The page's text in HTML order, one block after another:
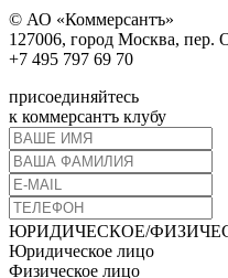
© АО «Коммерсантъ»
127006, город Москва, пер.
+7 495 797 69 70
присоединяйтесь
к коммерсантъ клубу
ЮРИДИЧЕСКОЕ/
Юридическое лицо
Физическое лицо